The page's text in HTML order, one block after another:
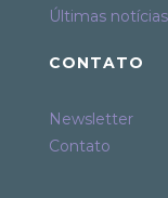
Últimas notícias
CONTATO
Newsletter
Contato